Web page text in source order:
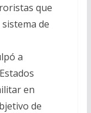
que
de
a
en
de